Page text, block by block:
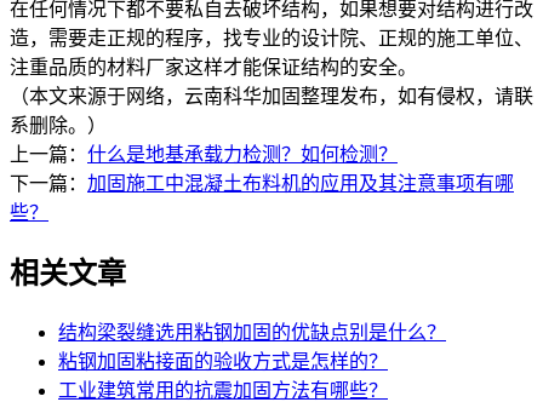
在任何情况下都不要私自去破坏结构，如果想要对结构进行改
造，需要走正规的程序，找专业的设计院、正规的施工单位、
注重品质的材料厂家这样才能保证结构的安全。
（本文来源于网络，云南科华加固整理发布，如有侵权，请联
系删除。）
上一篇： 什么是地基承载力检测？如何检测？
下一篇： 加固施工中混凝土布料机的应用及其注意事项有哪
些？
相关文章
结构梁裂缝选用粘钢加固的优缺点别是什么？
粘钢加固粘接面的验收方式是怎样的？
工业建筑常用的抗震加固方法有哪些？